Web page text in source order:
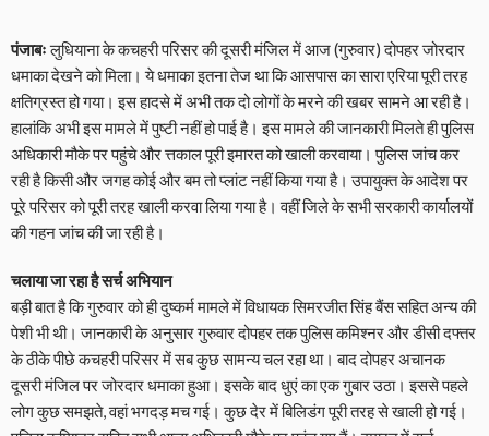
पंजाबःलुधियाना के कचहरी परिसर की दूसरी मंजिल में आज (गुरुवार) दोपहर जोरदार
धमाका देखने को मिला। ये धमाका इतना तेज था कि आसपास का सारा एरिया पूरी तरह
क्षतिग्रस्त हो गया। इस हादसे में अभी तक दो लोगों के मरने की खबर सामने आ रही है।
हालांकि अभी इस मामले में पुष्टी नहीं हो पाई है। इस मामले की जानकारी मिलते ही पुलिस
अधिकारी मौके पर पहुंचे और त्तकाल पूरी इमारत को खाली करवाया। पुलिस जांच कर
रही है किसी और जगह कोई और बम तो प्लांट नहीं किया गया है। उपायुक्त के आदेश पर
पूरे परिसर को पूरी तरह खाली करवा लिया गया है। वहीं जिले के सभी सरकारी कार्यालयों
की गहन जांच की जा रही है।
चलाया जा रहा है सर्च अभियान
बड़ी बात है कि गुरुवार को ही दुष्कर्म मामले में विधायक सिमरजीत सिंह बैंस सहित अन्य की
पेशी भी थी। जानकारी के अनुसार गुरुवार दोपहर तक पुलिस कमिश्नर और डीसी दफ्तर
के ठीके पीछे कचहरी परिसर में सब कुछ सामन्य चल रहा था। बाद दोपहर अचानक
दूसरी मंजिल पर जोरदार धमाका हुआ। इसके बाद धुएं का एक गुबार उठा। इससे पहले
लोग कुछ समझते, वहां भगदड़ मच गई। कुछ देर में बिलिडंग पूरी तरह से खाली हो गई।